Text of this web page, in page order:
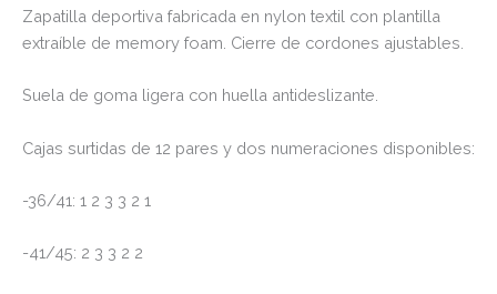
Zapatilla deportiva fabricada en nylon textil con plantilla
extraíble de memory foam. Cierre de cordones ajustables.
Suela de goma ligera con huella antideslizante.
Cajas surtidas de 12 pares y dos numeraciones disponibles:
-36/41: 1 2 3 3 2 1
-41/45: 2 3 3 2 2